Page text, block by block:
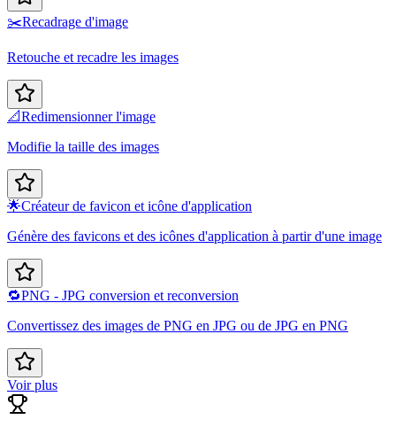
✂️Recadrage d'image
Retouche et recadre les images
📐Redimensionner l'image
Modifie la taille des images
🌟Créateur de favicon et icône d'application
Génère des favicons et des icônes d'application à partir d'une image
🔁PNG - JPG conversion et reconversion
Convertissez des images de PNG en JPG ou de JPG en PNG
Voir plus